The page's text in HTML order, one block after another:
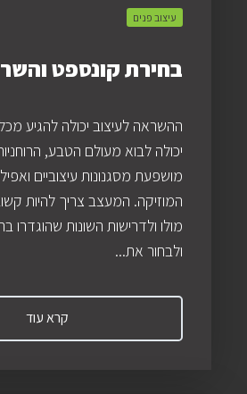
עיצוב פנים
בחירת קונספט
ההשראה לעיצוב יכולה להגיע
יכולה לבוא מעולם הטבע,
מושפעת מסגנונות עיצוביים
המוזיקה. המעצב צריך להיות
מולו ולדרישות השונות שהוגדרו
ולבחור את...
קרא עוד